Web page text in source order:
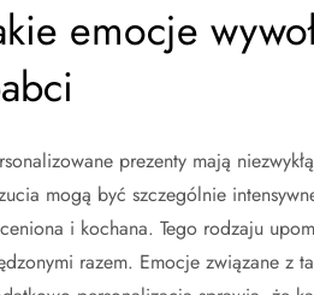
emocje
prezenty mają
mogą być szczególnie
i kochana. Tego rodzaju
razem. Emocje związane z